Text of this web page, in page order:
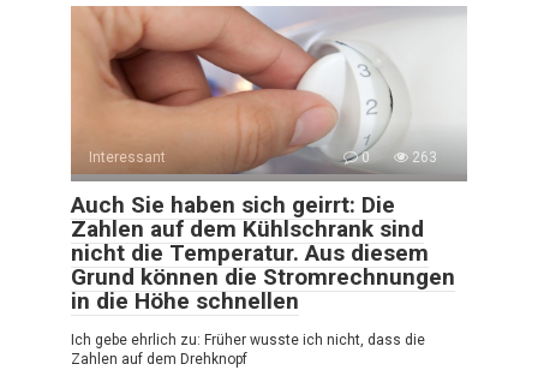
Interessant 0 263
Auch Sie haben sich geirrt: Die
Zahlen auf dem Kühlschrank sind
nicht die Temperatur. Aus diesem
Grund können die Stromrechnungen
in die Höhe schnellen
Ich gebe ehrlich zu: Früher wusste ich nicht, dass die
Zahlen auf dem Drehknopf